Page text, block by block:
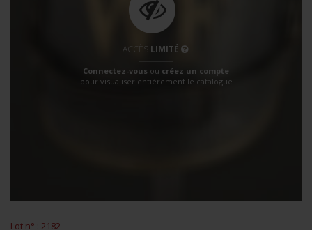
ACCÈS LIMITÉ
Connectez-vous ou créez un compte
pour visualiser entièrement le catalogue
Lot n° : 2182